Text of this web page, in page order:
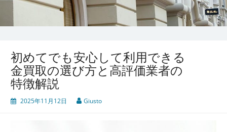
初めてでも安心して利用できる
金買取の選び方と高評価業者の
特徴解説
2025年11月12日 Giusto